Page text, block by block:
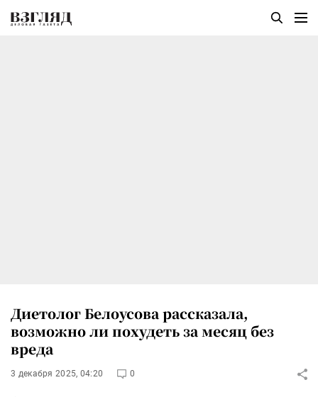
Диетолог Белоусова рассказала,
возможно ли похудеть за месяц без
вреда
3 декабря 2025, 04:20 0